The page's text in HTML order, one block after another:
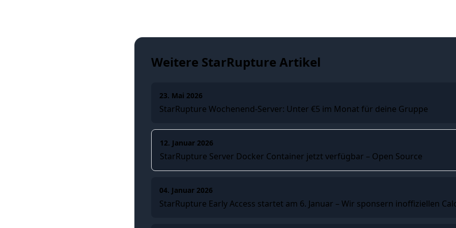
Weitere StarRupture Artikel
23. Mai 2026
StarRupture Wochenend-Server: Unter €5 im Monat für deine Gruppe
12. Januar 2026
StarRupture Server Docker Container jetzt verfügbar – Open Source
04. Januar 2026
StarRupture Early Access startet am 6. Januar – Wir sponsern inoffiziellen